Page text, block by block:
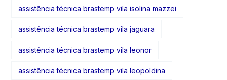
assistência técnica brastemp vila isolina mazzei
assistência técnica brastemp vila jaguara
assistência técnica brastemp vila leonor
assistência técnica brastemp vila leopoldina